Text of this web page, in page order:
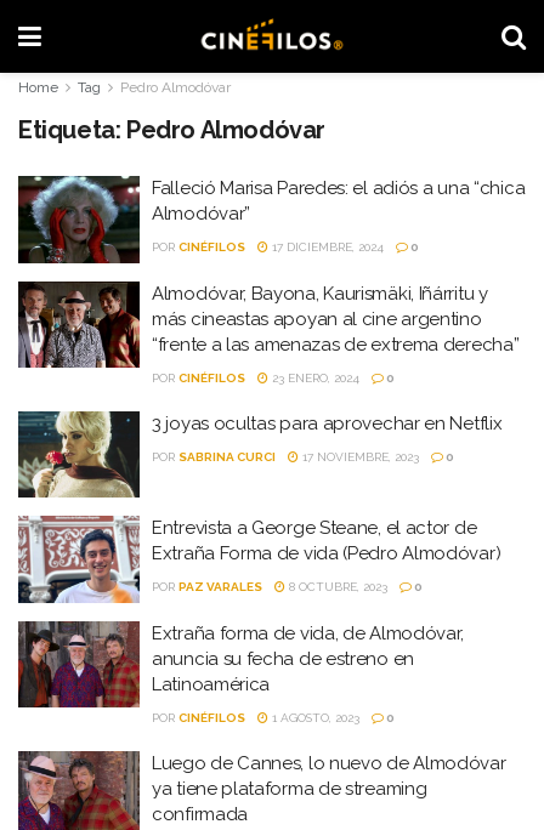
Home Tag Pedro Almodóvar
Etiqueta: Pedro Almodóvar
Falleció Marisa Paredes: el adiós a una “chica
Almodóvar”
POR CINÉFILOS 17 DICIEMBRE, 2024 0
Almodóvar, Bayona, Kaurismäki, Iñárritu y
más cineastas apoyan al cine argentino
“frente a las amenazas de extrema derecha”
POR CINÉFILOS 23 ENERO, 2024 0
3 joyas ocultas para aprovechar en Netflix
POR SABRINA CURCI 17 NOVIEMBRE, 2023 0
Entrevista a George Steane, el actor de
Extraña Forma de vida (Pedro Almodóvar)
POR PAZ VARALES 8 OCTUBRE, 2023 0
Extraña forma de vida, de Almodóvar,
anuncia su fecha de estreno en
Latinoamérica
POR CINÉFILOS 1 AGOSTO, 2023 0
Luego de Cannes, lo nuevo de Almodóvar
ya tiene plataforma de streaming
confirmada